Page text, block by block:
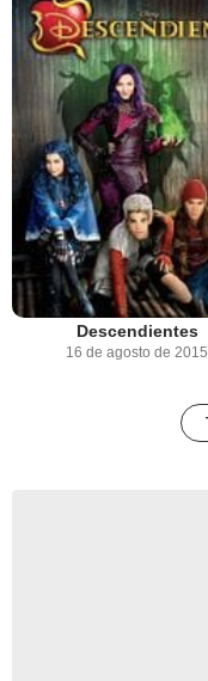
Descendientes
16 de agosto de 2015